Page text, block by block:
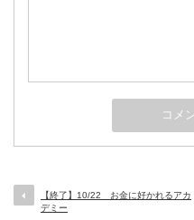
【終了】10/22 お金に好かれるアカ
デミー